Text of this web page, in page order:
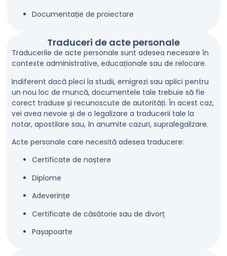
Documentație de proiectare
Traduceri de acte personale
Traducerile de acte personale sunt adesea necesare în
contexte administrative, educaționale sau de relocare.
Indiferent dacă pleci la studii, emigrezi sau aplici pentru
un nou loc de muncă, documentele tale trebuie să fie
corect traduse și recunoscute de autorități. În acest caz,
vei avea nevoie și de o legalizare a traducerii tale la
notar, apostilare sau, în anumite cazuri, supralegalizare.
Acte personale care necesită adesea traducere:
Certificate de naștere
Diplome
Adeverințe
Certificate de căsătorie sau de divorț
Pașapoarte